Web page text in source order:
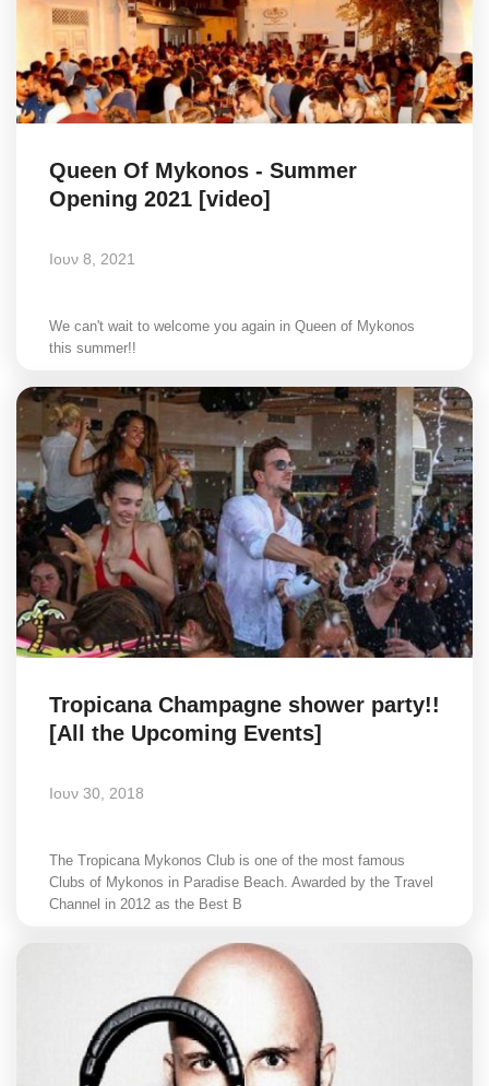
Queen Of Mykonos - Summer
Opening 2021 [video]
Ιουν 8, 2021
We can't wait to welcome you again in Queen of Mykonos
this summer!!
Tropicana Champagne shower party!!
[All the Upcoming Events]
Ιουν 30, 2018
The Tropicana Mykonos Club is one of the most famous
Clubs of Mykonos in Paradise Beach. Awarded by the Travel
Channel in 2012 as the Best B